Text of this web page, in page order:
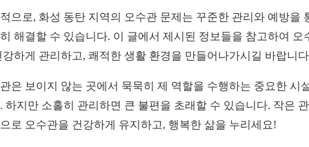
으로, 화성 동탄 지역의 오수관 문제는 꾸준한 관리와 예방을
해결할 수 있습니다. 이 글에서 제시된 정보들을 참고하여 오
강하게 관리하고, 쾌적한 생활 환경을 만들어나가시길 바랍니
은 보이지 않는 곳에서 묵묵히 제 역할을 수행하는 중요한 시
하지만 소홀히 관리하면 큰 불편을 초래할 수 있습니다. 작은
로 오수관을 건강하게 유지하고, 행복한 삶을 누리세요!